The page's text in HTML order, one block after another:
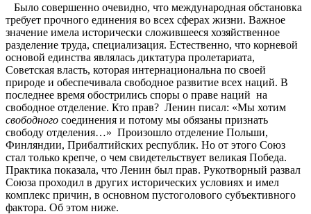
Было совершенно очевидно, что международная обстановка
требует прочного единения во всех сферах жизни. Важное
значение имела исторически сложившееся хозяйственное
разделение труда, специализация. Естественно, что корневой
основой единства являлась диктатура пролетариата,
Советская власть, которая интернациональна по своей
природе и обеспечивала свободное развитие всех наций. В
последнее время обострились споры о праве наций на
свободное отделение. Кто прав? Ленин писал: «Мы хотим
свободного соединения и потому мы обязаны признать
свободу отделения…» Произошло отделение Польши,
Финляндии, Прибалтийских республик. Но от этого Союз
стал только крепче, о чем свидетельствует великая Победа.
Практика показала, что Ленин был прав. Рукотворный развал
Союза проходил в других исторических условиях и имел
комплекс причин, в основном пустоголового субъективного
фактора. Об этом ниже.